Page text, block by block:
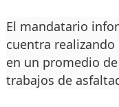
El mandatario
cuentra
en un promedio
trabajos de